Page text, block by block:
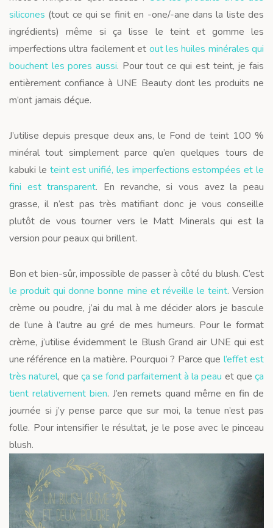
silicones (tout ce qui se finit en -one/-ane dans la liste des
ingrédients) même si ça lisse le teint et gomme les
imperfections ultra facilement et out les huiles minérales qui
bouchent les pores aussi. Pour tout ce qui est teint, je fais
entièrement confiance à UNE Beauty dont les produits ne
m’ont jamais déçue.
J’utilise depuis presque deux ans, le Fond de teint 100 %
minéral tout simplement parce qu’en quelques tours de
kabuki le teint est unifié, les imperfections estompées et le
fini est transparent. En revanche, si vous avez la peau
grasse, il n’est pas très matifiant donc je vous conseille
plutôt de vous tourner vers le Matt Minerals qui est la
version pour peaux qui brillent.
Bon et bien-sûr, impossible de passer à côté du blush. C’est
le produit qui donne bonne mine et réveille le teint. Version
crème ou poudre, j’ai du mal à me décider alors je bascule
de l’une à l’autre au gré de mes humeurs. Pour le format
crème, j’utilise évidemment le Blush Grand air UNE qui est
une référence en la matière. Pourquoi ? Parce que l’effet est
très naturel, que ça se fond parfaitement à la peau et que ça
tient relativement bien. J’en remets quand même en fin de
journée si j’y pense parce que sur moi, la tenue n’est pas
folle. Pour intensifier le résultat, je le pose avec le pinceau
blush.